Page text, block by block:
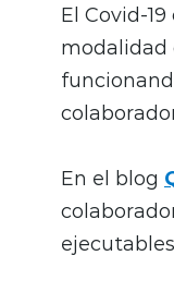
El Covid-
modalidad
En el blog